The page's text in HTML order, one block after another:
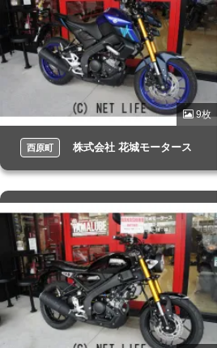
9枚
西原町 株式会社 花城モータース